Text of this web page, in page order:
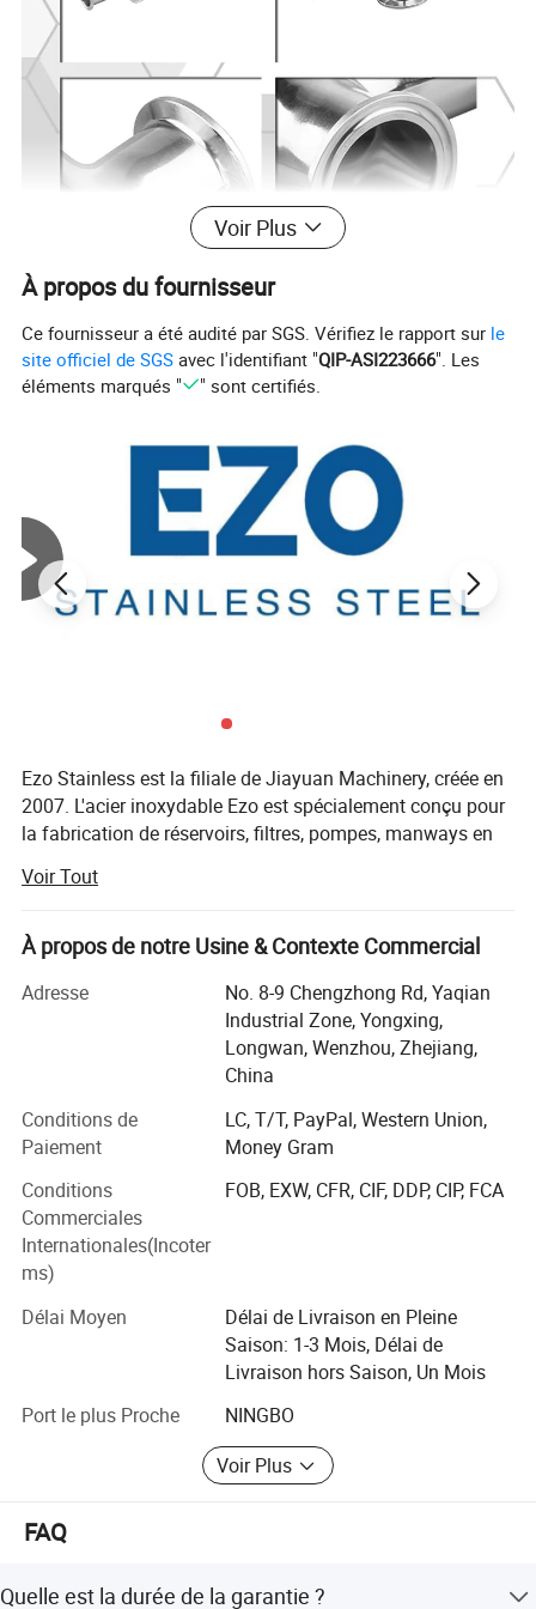
Voir Plus
À propos du fournisseur
Ce fournisseur a été audité par SGS. Vérifiez le rapport sur le
site officiel de SGS avec l'identifiant "QIP-ASI223666". Les
éléments marqués "
" sont certifiés.
Ezo Stainless est la filiale de Jiayuan Machinery, créée en
2007. L'acier inoxydable Ezo est spécialement conçu pour
la fabrication de réservoirs, filtres, pompes, manways en
pharmaceutiques, industries laitière, des boissons, de
l'alimentation.
Notre objectif : faciliter le flux grâce à la technologie Ezo.
Surface de couverture: 6800m2, employé 150nos, 7 nos
QC, 8 nos achats, 15 nos ventes
taille de l'usine en métres6800M2
production Capital10 000 000 USD
capacité de production/ mois
TANKS50nos
FILTERS600nos
investissements en équipements de fabrication
750000USD
Voir Tout
À propos de notre Usine & Contexte Commercial
Adresse
No. 8-9 Chengzhong Rd, Yaqian
Industrial Zone, Yongxing,
Longwan, Wenzhou, Zhejiang,
China
Conditions de
Paiement
LC, T/T, PayPal, Western Union,
Money Gram
Conditions
Commerciales
Internationales(Incoter
ms)
FOB, EXW, CFR, CIF, DDP, CIP, FCA
Délai Moyen
Délai de Livraison en Pleine
Saison: 1-3 Mois, Délai de
Livraison hors Saison, Un Mois
Port le plus Proche
NINGBO
Voir Plus
FAQ
Quelle est la durée de la garantie ?